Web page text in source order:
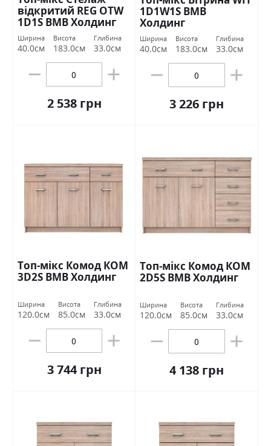
відкритий REG OTW
1D1S ВМВ Холдинг
Ширина
40.0см
Висота
183.0см
Глибина
33.0см
2 538 грн
1D1W1S ВМВ
Холдинг
Ширина
40.0см
Висота
183.0см
Глибина
33.0см
3 226 грн
Топ-мікс Комод КОМ
3D2S ВМВ Холдинг
Ширина
120.0см
Висота
85.0см
Глибина
33.0см
3 744 грн
Топ-мікс Комод КОМ
2D5S ВМВ Холдинг
Ширина
120.0см
Висота
85.0см
Глибина
33.0см
4 138 грн